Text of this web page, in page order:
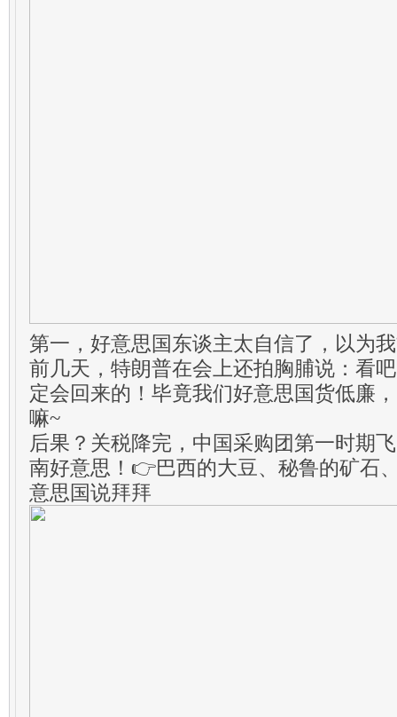
第一，好意思国东谈主太自信了，以为
前几天，特朗普在会上还拍胸脯说：看
定会回来的！毕竟我们好意思国货低廉
嘛~
后果？关税降完，中国采购团第一时期
南好意思！👉巴西的大豆、秘鲁的矿石
意思国说拜拜